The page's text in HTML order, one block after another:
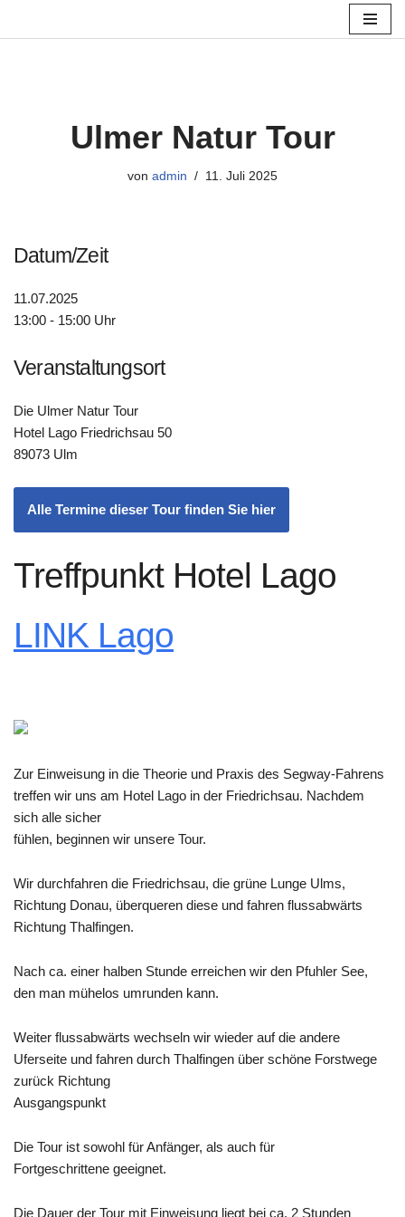
Ulmer Natur Tour
von admin 11. Juli 2025
Datum/Zeit
11.07.2025
13:00 - 15:00 Uhr
Veranstaltungsort
Die Ulmer Natur Tour
Hotel Lago Friedrichsau 50
89073 Ulm
Alle Termine dieser Tour finden Sie hier
Treffpunkt Hotel Lago
LINK Lago
Zur Einweisung in die Theorie und Praxis des Segway-Fahrens
treffen wir uns am Hotel Lago in der Friedrichsau. Nachdem
sich alle sicher
fühlen, beginnen wir unsere Tour.
Wir durchfahren die Friedrichsau, die grüne Lunge Ulms,
Richtung Donau, überqueren diese und fahren flussabwärts
Richtung Thalfingen.
Nach ca. einer halben Stunde erreichen wir den Pfuhler See,
den man mühelos umrunden kann.
Weiter flussabwärts wechseln wir wieder auf die andere
Uferseite und fahren durch Thalfingen über schöne Forstwege
zurück Richtung
Ausgangspunkt
Die Tour ist sowohl für Anfänger, als auch für
Fortgeschrittene geeignet.
Die Dauer der Tour mit Einweisung liegt bei ca. 2 Stunden